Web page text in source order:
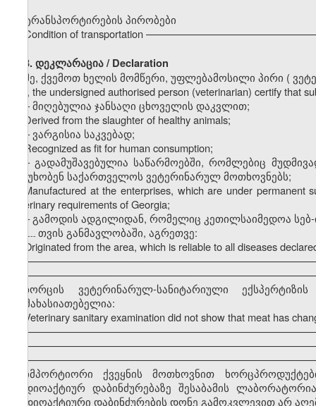
ტრანსპორტირების პირობები
Condition of transportation
3. დეკლარაცია / Declaration
მე, ქვემოთ ხელის მომწერი, უფლებამოსილი პირი (
I, the undersigned authorised person (veterinarian) certify that
–მიღებულია ჯანსაღი ცხოველის დაკვლით;
Derived from the slaughter of healthy animals;
– ვარგისია საკვებად;
Recognized as fit for human consumption;
–გადამუშავებულია საწარმოებში, რომლებიც
პასუხობენ საქართველოს ვეტერინარულ მოთხოვნებს;
Manufactured at the enterprises, which are under
veterinary requirements of Georgia;
–გამოდის ადგილიდან, რომელიც კეთილსაიმედოა
--------- თვის განმავლობაში, აგრეთვე:
Originated from the area, which is reliable to all diseases
ხორცის ვეტერინარულ-სანიტარიული
დამახასიათებელია:
Veterinary sanitary examination did not show that meat has
იმპორტიორი ქვეყნის მოთხოვნით
რადიოაქტიურ დაბინძურებაზე შესაბამის
რადიოაქტიური დაბინძურების დონე გამოკვლევით არ